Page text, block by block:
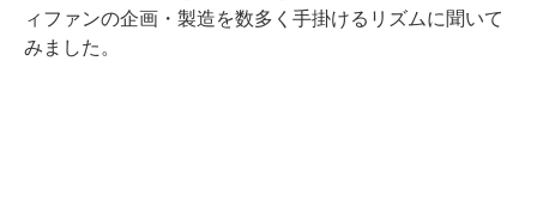
ィファンの企画・製造を数多く手掛けるリズムに聞いて
みました。